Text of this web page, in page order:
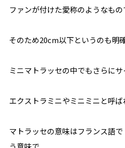
ファンが付けた愛称のようなもの
そのため20cm以下というのも明
ミニマトラッセの中でもさらにサ
エクストラミニやミニミニと呼ば
マトラッセの意味はフランス語